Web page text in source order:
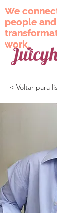
We
people and
work.
We
people and
work.
< Voltar para